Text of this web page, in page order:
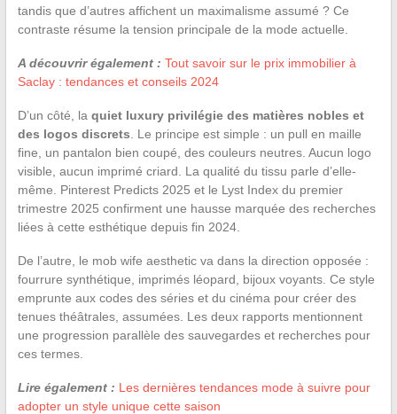
tandis que d’autres affichent un maximalisme assumé ? Ce
contraste résume la tension principale de la mode actuelle.
A découvrir également : Tout savoir sur le prix immobilier à
Saclay : tendances et conseils 2024
D’un côté, la quiet luxury privilégie des matières nobles et
des logos discrets . Le principe est simple : un pull en maille
fine, un pantalon bien coupé, des couleurs neutres. Aucun logo
visible, aucun imprimé criard. La qualité du tissu parle d’elle-
même. Pinterest Predicts 2025 et le Lyst Index du premier
trimestre 2025 confirment une hausse marquée des recherches
liées à cette esthétique depuis fin 2024.
De l’autre, le mob wife aesthetic va dans la direction opposée :
fourrure synthétique, imprimés léopard, bijoux voyants. Ce style
emprunte aux codes des séries et du cinéma pour créer des
tenues théâtrales, assumées. Les deux rapports mentionnent
une progression parallèle des sauvegardes et recherches pour
ces termes.
Lire également : Les dernières tendances mode à suivre pour
adopter un style unique cette saison